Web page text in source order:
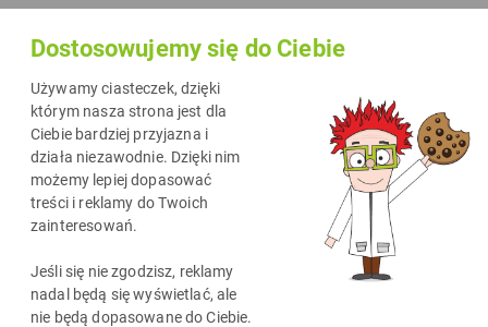
Dostosowujemy się do Ciebie
Używamy ciasteczek, dzięki
którym nasza strona jest dla
Ciebie bardziej przyjazna i
działa niezawodnie. Dzięki nim
możemy lepiej dopasować
treści i reklamy do Twoich
zainteresowań.
Jeśli się nie zgodzisz, reklamy
nadal będą się wyświetlać, ale
nie będą dopasowane do Ciebie.